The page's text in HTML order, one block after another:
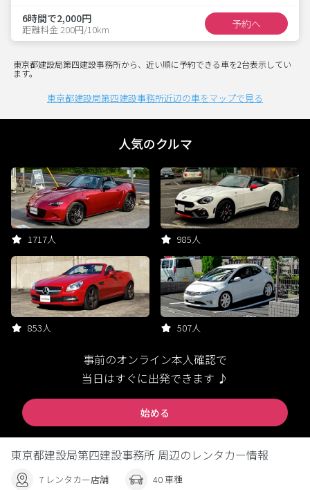
6時間で2,000円
距離料金 200円/10km 予約へ
東京都建設局第四建設事務所から、近い順に予約できる車を2台表示してい
ます。
東京都建設局第四建設事務所近辺の車をマップで見る
人気のクルマ
1717人 985人
853人 507人
事前のオンライン本人確認で
当日はすぐに出発できます ♪
始める
東京都建設局第四建設事務所 周辺のレンタカー情報
7 レンタカー店舗 40 車種